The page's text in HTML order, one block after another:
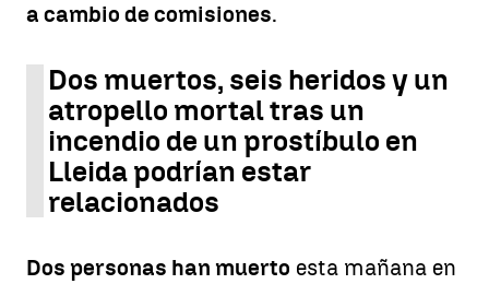
a cambio de comisiones.
Dos muertos, seis heridos y un
atropello mortal tras un
incendio de un prostíbulo en
Lleida podrían estar
relacionados
Dos personas han muerto esta mañana en